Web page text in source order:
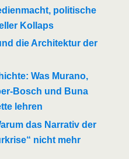
politische
Kollaps
die Architektur der
Was Murano,
Bosch und Buna
lehren
das Narrativ der
nicht mehr